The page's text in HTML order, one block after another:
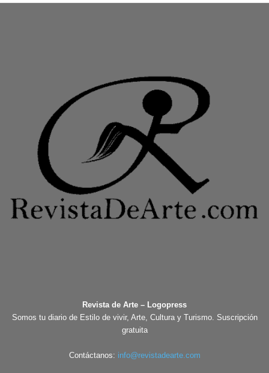
Revista de Arte – Logopress
Somos tu diario de Estilo de vivir, Arte, Cultura y Turismo. Suscripción
gratuita
Contáctanos: info@revistadearte.com